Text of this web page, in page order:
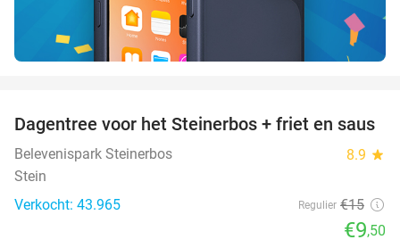
37%
Dagentree voor het Steinerbos + friet en saus
Belevenispark Steinerbos 8.9 star
Stein
Verkocht: 43.965
Regulier €15
€9,50